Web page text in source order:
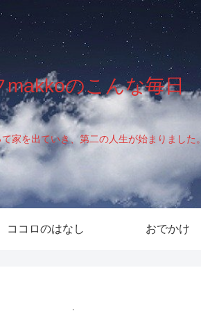
makkoのこんな毎日
家を出ていき、第二の人生が始まりました。
ココロのはなし おでかけ